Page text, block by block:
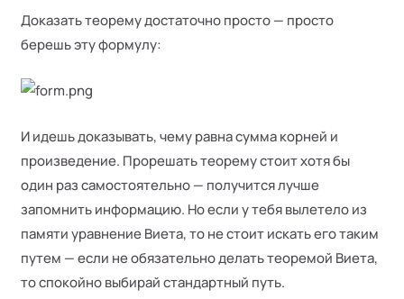
Доказать теорему достаточно просто — просто
берешь эту формулу:
И идешь доказывать, чему равна сумма корней и
произведение. Прорешать теорему стоит хотя бы
один раз самостоятельно — получится лучше
запомнить информацию. Но если у тебя вылетело из
памяти уравнение Виета, то не стоит искать его таким
путем — если не обязательно делать теоремой Виета,
то спокойно выбирай стандартный путь.